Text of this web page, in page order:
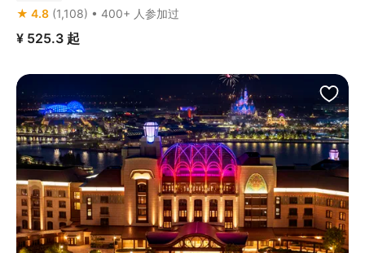
★ 4.8 (1,108) • 400+ 人参加过
¥ 525.3 起